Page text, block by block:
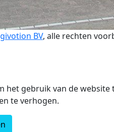
BV, alle rechten
het gebruik van de
te verhogen.